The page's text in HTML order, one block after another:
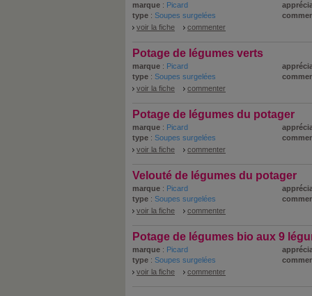
marque : Picard
type : Soupes surgelées
voir la fiche
commenter
Potage de légumes verts
marque : Picard
type : Soupes surgelées
voir la fiche
commenter
Potage de légumes du potager
marque : Picard
type : Soupes surgelées
voir la fiche
commenter
Velouté de légumes du potager
marque : Picard
type : Soupes surgelées
voir la fiche
commenter
Potage de légumes bio aux 9
marque : Picard
type : Soupes surgelées
voir la fiche
commenter